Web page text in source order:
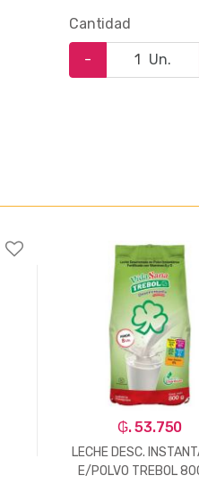
Cantidad
- Un.
₲. 53.750
LECHE DESC.
E/POLVO TREBOL